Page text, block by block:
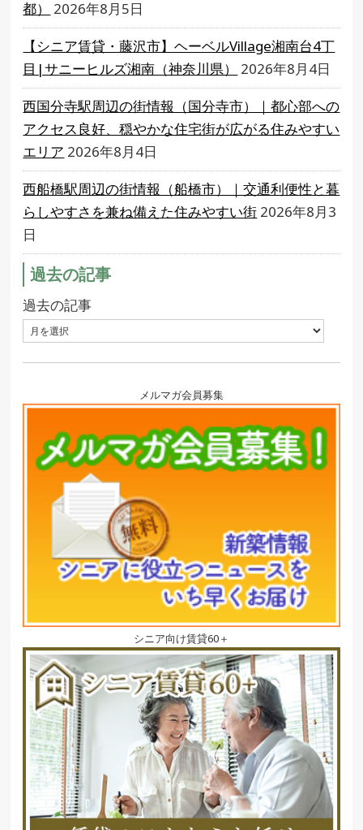
都）
2026年8月5日
【シニア賃貸・藤沢市】ヘーベルVillage湘南台4丁
目|サニーヒルズ湘南（神奈川県）
2026年8月4日
西国分寺駅周辺の街情報（国分寺市）｜都心部への
アクセス良好、穏やかな住宅街が広がる住みやすい
エリア 2026年8月4日
西船橋駅周辺の街情報（船橋市）｜交通利便性と暮
らしやすさを兼ね備えた住みやすい街 2026年8月3
日
過去の記事
過去の記事
メルマガ会員募集
シニア向け賃貸60＋